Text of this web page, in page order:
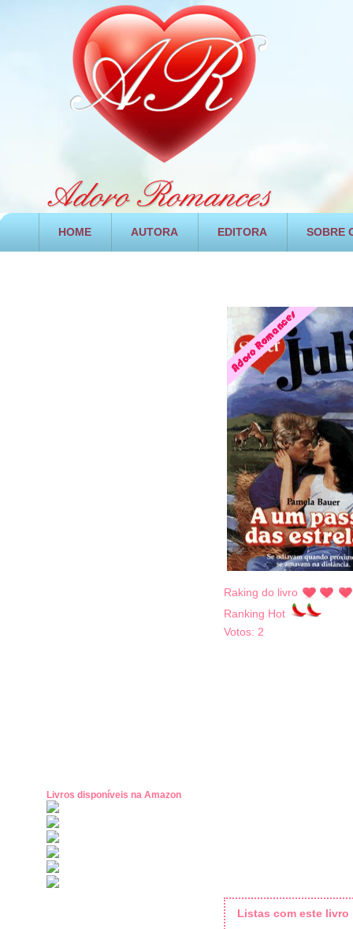
HOME AUTORA EDITORA SOBRE
Livros disponíveis na Amazon
Raking do livro
Ranking Hot
Votos: 2
Listas com este livro